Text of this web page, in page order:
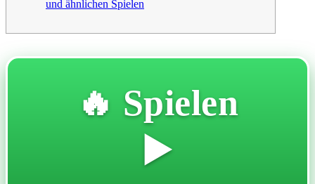
und ähnlichen Spielen
🔥 Spielen
▶️